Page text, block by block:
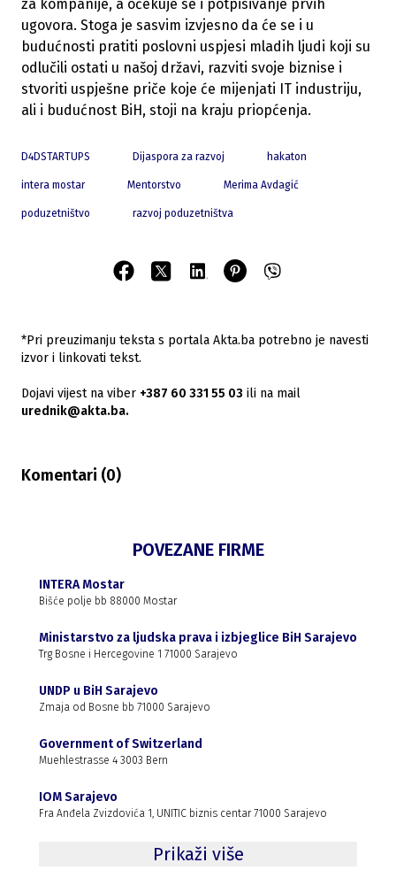
za kompanije, a očekuje se i potpisivanje prvih
ugovora. Stoga je sasvim izvjesno da će se i u
budućnosti pratiti poslovni uspjesi mladih ljudi koji su
odlučili ostati u našoj državi, razviti svoje biznise i
stvoriti uspješne priče koje će mijenjati IT industriju,
ali i budućnost BiH, stoji na kraju priopćenja.
D4DSTARTUPS Dijaspora za razvoj hakaton
intera mostar Mentorstvo Merima Avdagić
poduzetništvo razvoj poduzetništva
*Pri preuzimanju teksta s portala Akta.ba potrebno je navesti
izvor i linkovati tekst.
Dojavi vijest na viber +387 60 331 55 03 ili na mail
urednik@akta.ba.
Komentari (0)
POVEZANE FIRME
INTERA Mostar
Bišće polje bb 88000 Mostar
Ministarstvo za ljudska prava i izbjeglice BiH Sarajevo
Trg Bosne i Hercegovine 1 71000 Sarajevo
UNDP u BiH Sarajevo
Zmaja od Bosne bb 71000 Sarajevo
Government of Switzerland
Muehlestrasse 4 3003 Bern
IOM Sarajevo
Fra Anđela Zvizdovića 1, UNITIC biznis centar 71000 Sarajevo
Prikaži više